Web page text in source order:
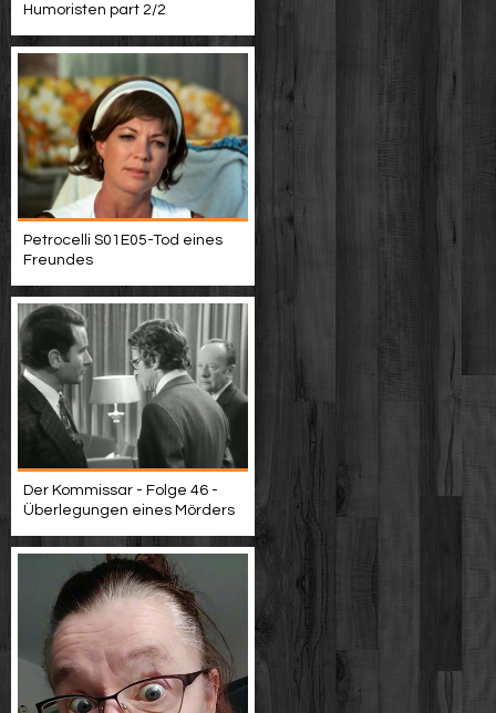
Humoristen part 2/2
Petrocelli S01E05-Tod eines
Freundes
Der Kommissar - Folge 46 -
Überlegungen eines Mörders